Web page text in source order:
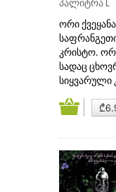
პალიტრა L
ორი
კრისტო.
სადაც
სიყვარული